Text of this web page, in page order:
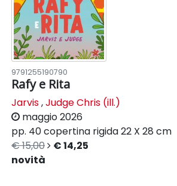
9791255190790
Rafy e Rita
Jarvis,Judge Chris (ill.)
maggio 2026
pp. 40copertina rigida22 X 28 cm
€ 15,00
€ 14,25
novità